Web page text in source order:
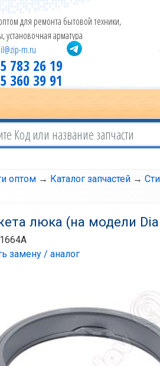
для ремонта бытовой техники,
установочная арматура
m.ru
783 26 19
360 39 91
оптом → Каталог запчастей →
люка (на модели
замену / аналог